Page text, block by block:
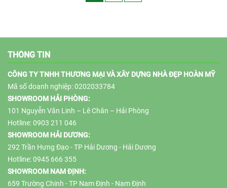
THÔNG TIN
CÔNG TY TNHH THƯƠNG MẠI VÀ XÂY DỰNG NHÀ ĐẸP HOÀN MỸ
Mã số doanh nghiệp: 0202033784
SHOWROOM HẢI PHÒNG:
101 Nguyễn Văn Linh – Lê Chân – Hải Phòng
Hotline: 0903 211 046
SHOWROOM HẢI DƯƠNG:
292 Trần Hưng Đạo - TP Hải Dương - Hải Dương
Hotline: 0945 666 355
SHOWROOM NAM ĐỊNH:
659 Trường Chinh - TP Nam Định - Nam Định